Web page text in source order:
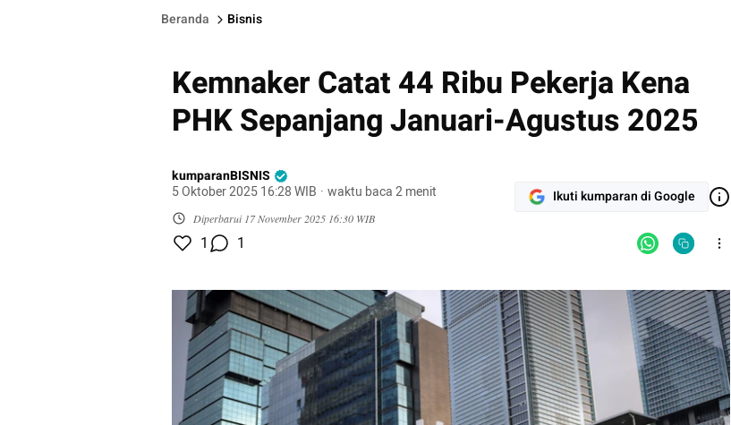
Beranda Bisnis
Kemnaker Catat 44 Ribu Pekerja Kena
PHK Sepanjang Januari-Agustus 2025
kumparanBISNIS
5 Oktober 2025 16:28 WIB · waktu baca 2 menit
Diperbarui 17 November 2025 16:30 WIB
Ikuti kumparan di Google
1 1